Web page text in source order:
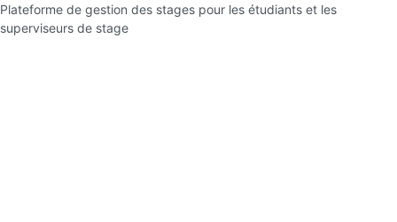
Plateforme de gestion des stages pour les étudiants et les
superviseurs de stage